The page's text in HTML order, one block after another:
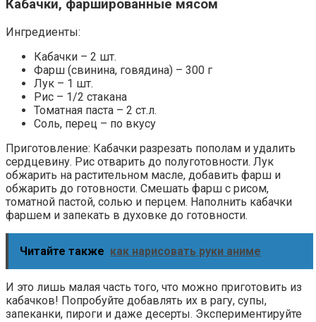
Кабачки, фаршированные мясом
Ингредиенты:
Кабачки – 2 шт.
Фарш (свинина, говядина) – 300 г
Лук – 1 шт.
Рис – 1/2 стакана
Томатная паста – 2 ст.л.
Соль, перец – по вкусу
Приготовление: Кабачки разрезать пополам и удалить
сердцевину. Рис отварить до полуготовности. Лук
обжарить на растительном масле, добавить фарш и
обжарить до готовности. Смешать фарш с рисом,
томатной пастой, солью и перцем. Наполнить кабачки
фаршем и запекать в духовке до готовности.
Читайте также как нарисовать руки аниме
И это лишь малая часть того, что можно приготовить из
кабачков! Попробуйте добавлять их в рагу, супы,
запеканки, пироги и даже десерты. Экспериментируйте